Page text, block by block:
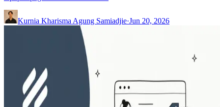
Kurnia Kharisma Agung Samiadjie·Jun 20, 2026